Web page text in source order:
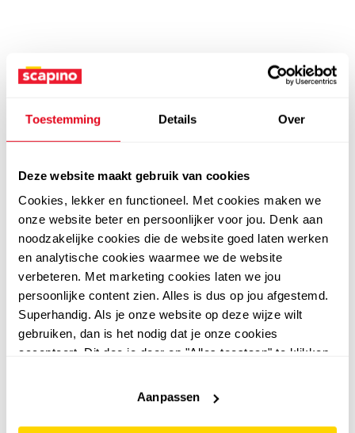
Toestemming Details Over
Deze website maakt gebruik van cookies
Cookies, lekker en functioneel. Met cookies maken we
onze website beter en persoonlijker voor jou. Denk aan
noodzakelijke cookies die de website goed laten werken
en analytische cookies waarmee we de website
verbeteren. Met marketing cookies laten we jou
persoonlijke content zien. Alles is dus op jou afgestemd.
Superhandig. Als je onze website op deze wijze wilt
gebruiken, dan is het nodig dat je onze cookies
accepteert. Dit doe je door op "Alles toestaan" te klikken.
website niet optimaal functioneert.
Aanpassen